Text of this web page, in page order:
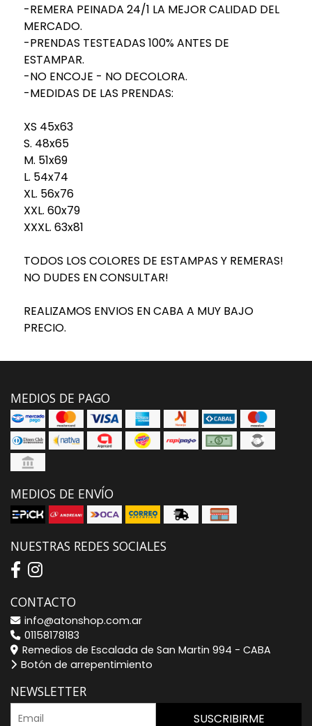
-REMERA PEINADA 24/1 LA MEJOR CALIDAD DEL
MERCADO.
-PRENDAS TESTEADAS 100% ANTES DE
ESTAMPAR.
-NO ENCOJE - NO DECOLORA.
-MEDIDAS DE LAS PRENDAS:
XS 45x63
S. 48x65
M. 51x69
L. 54x74
XL. 56x76
XXL. 60x79
XXXL. 63x81
TODOS LOS COLORES DE ESTAMPAS Y REMERAS!
NO DUDES EN CONSULTAR!
REALIZAMOS ENVIOS EN CABA A MUY BAJO
PRECIO.
MEDIOS DE PAGO
MEDIOS DE ENVÍO
NUESTRAS REDES SOCIALES
CONTACTO
info@atonshop.com.ar
01158178183
Remedios de Escalada de San Martin 994 - CABA
Botón de arrepentimiento
NEWSLETTER
SUSCRIBIRME